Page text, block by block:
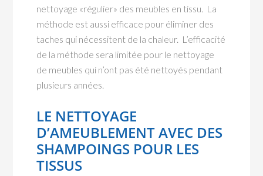
nettoyage «régulier» des meubles en tissu. La
méthode est aussi efficace pour éliminer des
taches qui nécessitent de la chaleur. L’efficacité
de la méthode sera limitée pour le nettoyage
de meubles qui n’ont pas été nettoyés pendant
plusieurs années.
LE NETTOYAGE
D’AMEUBLEMENT AVEC DES
SHAMPOINGS POUR LES
TISSUS